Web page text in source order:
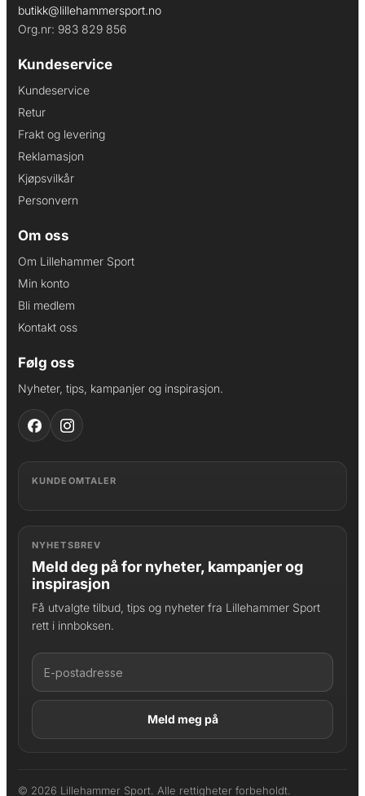
butikk@lillehammersport.no
Org.nr: 983 829 856
Kundeservice
Kundeservice
Retur
Frakt og levering
Reklamasjon
Kjøpsvilkår
Personvern
Om oss
Om Lillehammer Sport
Min konto
Bli medlem
Kontakt oss
Følg oss
Nyheter, tips, kampanjer og inspirasjon.
KUNDEOMTALER
NYHETSBREV
Meld deg på for nyheter, kampanjer og
inspirasjon
Få utvalgte tilbud, tips og nyheter fra Lillehammer Sport
rett i innboksen.
© 2026 Lillehammer Sport. Alle rettigheter forbeholdt.
LAGT I HANDLEKURV
Produktet er lagt til